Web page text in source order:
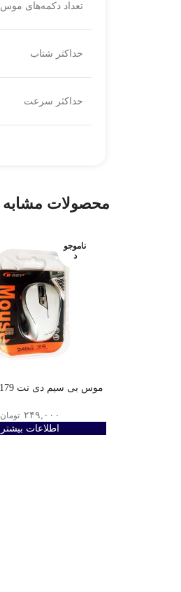
تعداد دکمه‌های موس
حداکثر شتاب
حداکثر سرعت
محصولات مشابه
ناموجو
د
موس بی سیم دی نت D-NET G 179
۲۴۹,۰۰۰ تومان
اطلاعات بیشتر